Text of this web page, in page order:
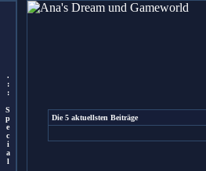
.
:
:
S
p
e
c
i
a
l
Die 5 aktuellsten Beiträge